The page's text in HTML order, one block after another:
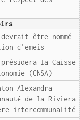
être nommé
d'emeis
présidera la Caisse
(CNSA)
Alexandra
de la Riviera
intercommunalité